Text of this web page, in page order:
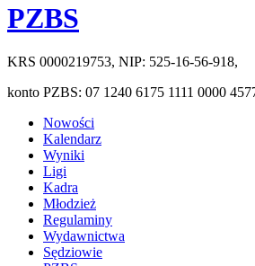
PZBS
KRS 0000219753, NIP: 525-16-56-918,
konto PZBS: 07 1240 6175 1111 0000
Nowości
Kalendarz
Wyniki
Ligi
Kadra
Młodzież
Regulaminy
Wydawnictwa
Sędziowie